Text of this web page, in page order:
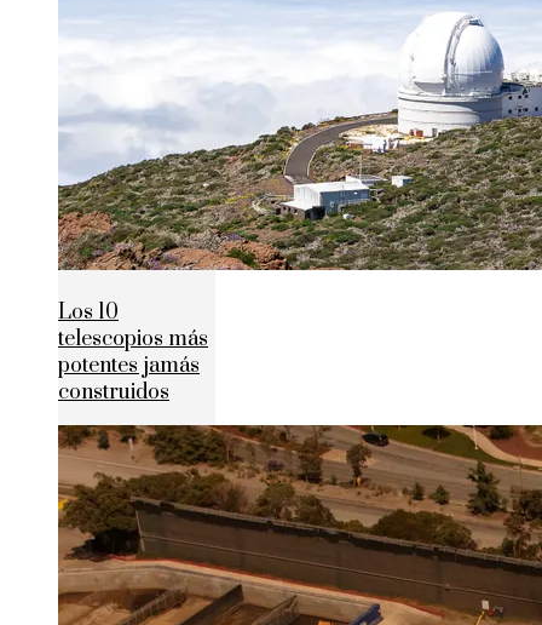
Los 10
telescopios más
potentes jamás
construidos